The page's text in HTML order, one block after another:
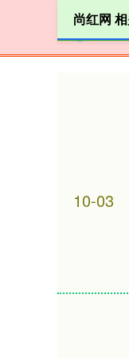
尚红网
10-03